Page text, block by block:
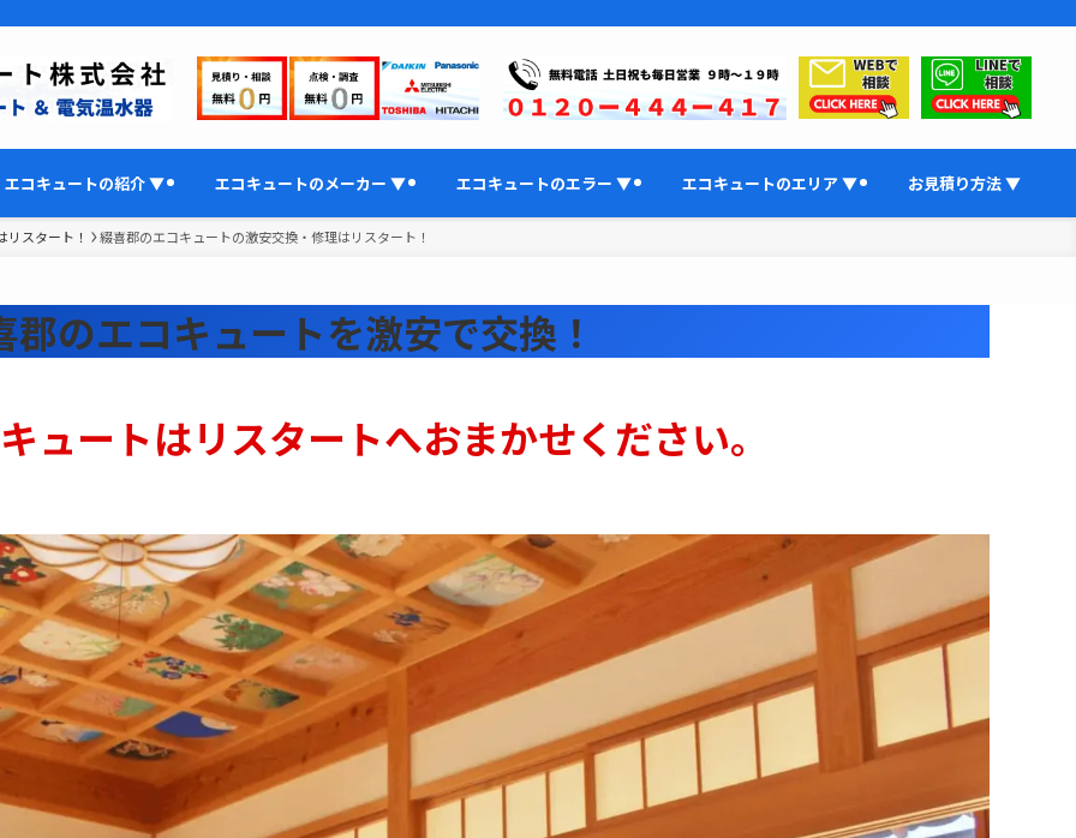
エコキュートの紹介 ▼ エコキュートのメーカー ▼ エコキュートのエラー ▼ エコキュートのエリア ▼ お見積り方法 ▼
スタート！ 綴喜郡のエコキュートの激安交換・修理はリスタート！
郡のエコキュートを激安で交換！
ュートはリスタートへおまかせください。